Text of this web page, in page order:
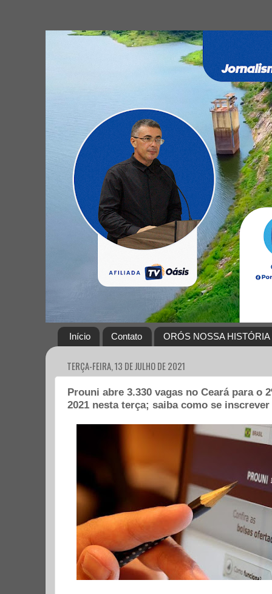
Início Contato ORÓS NOSSA HISTÓRIA
TERÇA-FEIRA, 13 DE JULHO DE 2021
Prouni abre 3.330 vagas no Ceará para o
2021 nesta terça; saiba como se inscrever